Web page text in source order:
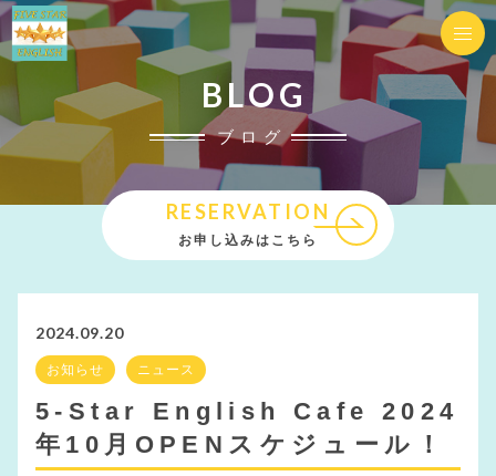
BLOG
ブログ
RESERVATION
お申し込みはこちら
2024.09.20
お知らせ ニュース
5-Star English Cafe 2024
年10月OPENスケジュール！